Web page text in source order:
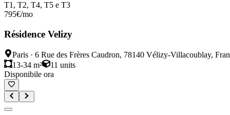
T1, T2, T4, T5 e T3
795€/mo
Résidence Velizy
Paris · 6 Rue des Frères Caudron, 78140 Vélizy-Villacoublay,
13-34 m²
11 units
Disponibile ora